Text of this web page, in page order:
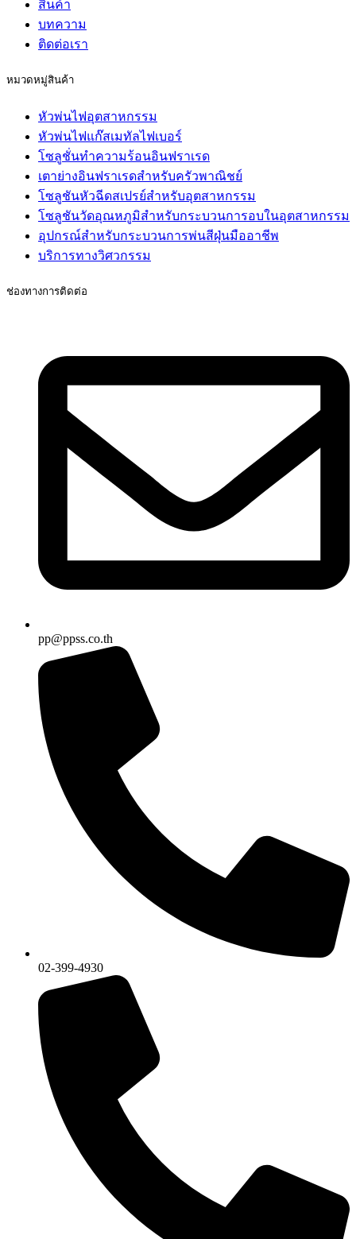
สินค้า
บทความ
ติดต่อเรา
หมวดหมู่สินค้า
หัวพ่นไฟอุตสาหกรรม
หัวพ่นไฟแก๊สเมทัลไฟเบอร์
โซลูชั่นทำความร้อนอินฟราเรด
เตาย่างอินฟราเรดสำหรับครัวพาณิชย์
โซลูชันหัวฉีดสเปรย์สำหรับอุตสาหกรรม
โซลูชันวัดอุณหภูมิสำหรับกระบวนการอบในอุตสาหกรรม
อุปกรณ์สำหรับกระบวนการพ่นสีฝุ่นมืออาชีพ
บริการทางวิศวกรรม
ช่องทางการติดต่อ
pp@ppss.co.th
02-399-4930